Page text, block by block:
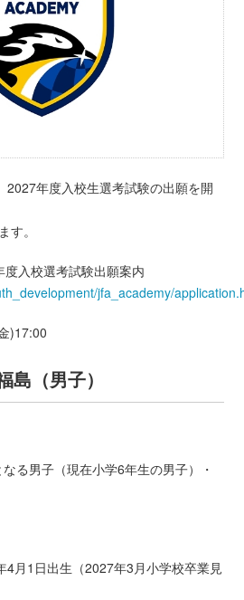
2027年度入校生選考試験の出願を開
す。
入校選考試験出願案内
jfa_academy/
)17:00
島（男子）
る男子（現在小学6年生の男子）・
月1日出生（2027年3月小学校卒業見